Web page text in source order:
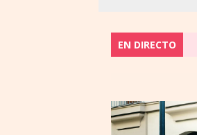
EN DIRECTO